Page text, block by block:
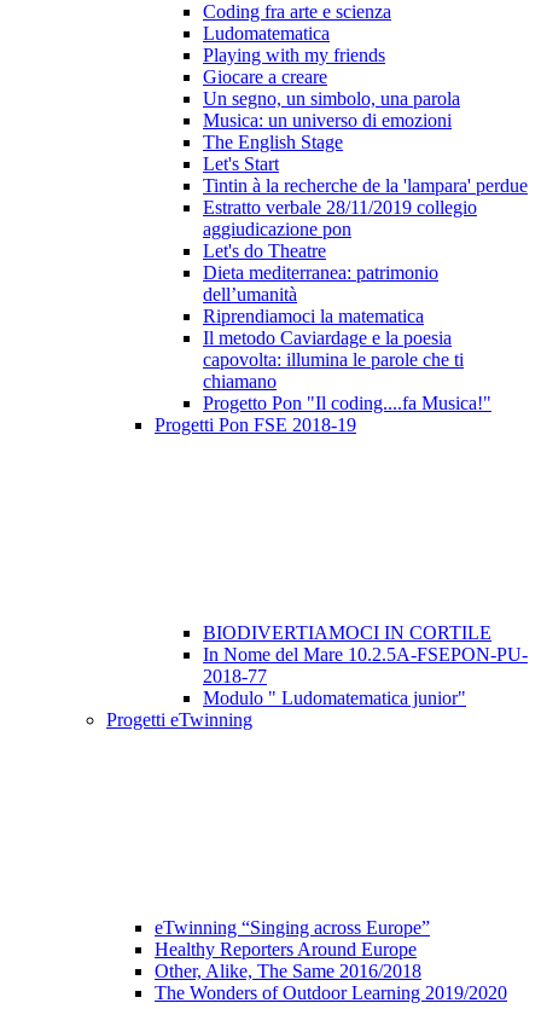
Coding fra arte e scienza
Ludomatematica
Playing with my friends
Giocare a creare
Un segno, un simbolo, una parola
Musica: un universo di emozioni
The English Stage
Let's Start
Tintin à la recherche de la 'lampara' perdue
Estratto verbale 28/11/2019 collegio
aggiudicazione pon
Let's do Theatre
Dieta mediterranea: patrimonio
dell’umanità
Riprendiamoci la matematica
Il metodo Caviardage e la poesia
capovolta: illumina le parole che ti
chiamano
Progetto Pon "Il coding....fa Musica!"
Progetti Pon FSE 2018-19
BIODIVERTIAMOCI IN CORTILE
In Nome del Mare 10.2.5A-FSEPON-PU-
2018-77
Modulo " Ludomatematica junior"
Progetti eTwinning
eTwinning “Singing across Europe”
Healthy Reporters Around Europe
Other, Alike, The Same 2016/2018
The Wonders of Outdoor Learning 2019/2020